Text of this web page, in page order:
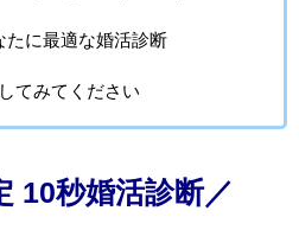
たに最適な婚活診断
てみてください
10秒婚活診断／